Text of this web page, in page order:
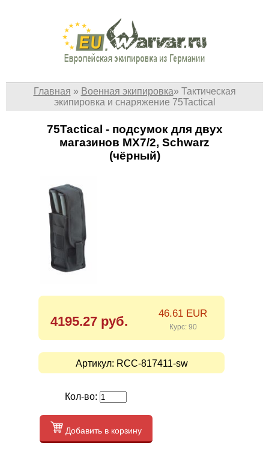
Главная » Военная экипировка» Тактическая
экипировка и снаряжение 75Tactical
75Tactical - подсумок для двух
магазинов MX7/2, Schwarz
(чёрный)
4195.27 руб.
46.61 EUR
Курс: 90
Артикул: RCC-817411-sw
Кол-во:
Добавить в корзину